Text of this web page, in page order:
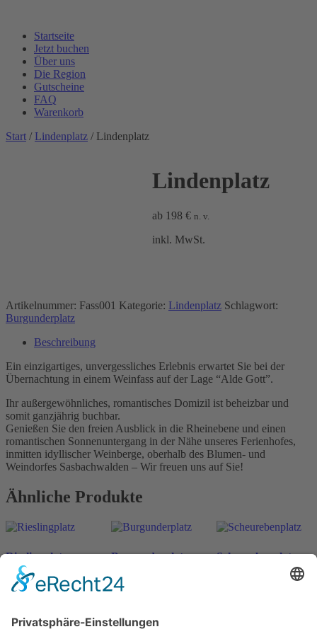
Startseite
Jetzt buchen
Über uns
Die Region
Gutscheine
FAQ
Warenkorb
Start / Lindenplatz / Lindenplatz
Lindenplatz
ab 198€ n. v.
inkl. MwSt.
Artikelnummer: Fass001 Kategorie: Lindenplatz Schlagwort:
Burgunderplatz
Beschreibung
Ein einzigartiges, unvergessliches Erlebnis erwartet Sie bei der
Übernachtung in einem Weinfass auf der Lage “Alde Gott”.
Ihr außergewöhnliches, romantisches Domizil ist beheizbar und
somit ganzjährig buchbar.
Genießen Sie den freien Ausblick in die Rheinebene und einen
romantischen Sonnenuntergang in der Nähe unseres Ferienhofes,
inmitten idyllischer Weinberge, oberhalb des Blumen- und
Weindorfes Sasbachwalden – Wir freuen uns auf Sie!
Ähnliche Produkte
Rieslingplatz
ab198 n. v.
Burgunderplatz
ab
Scheurebenplatz